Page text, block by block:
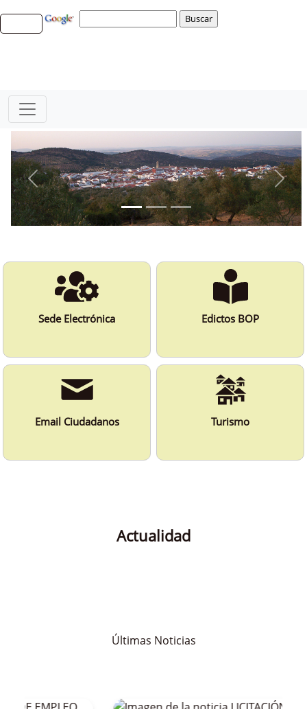
Sede Electrónica Edictos BOP
Email Ciudadanos Turismo
Actualidad
Últimas Noticias